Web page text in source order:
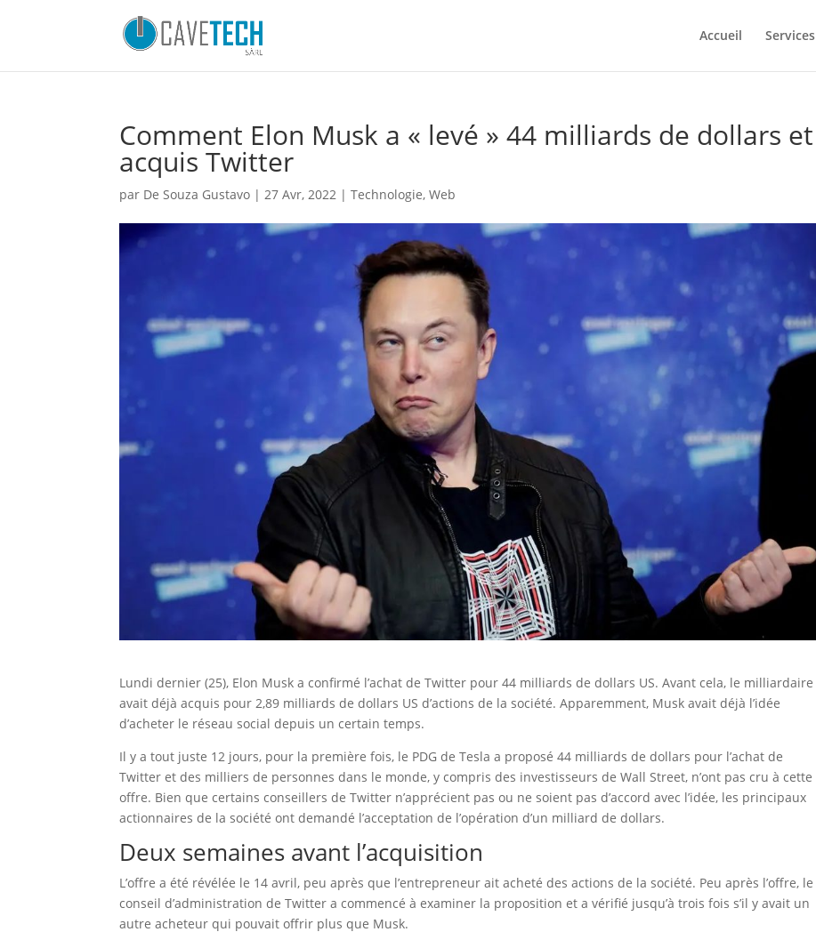
Accueil Services
Comment Elon Musk a « levé » 44 milliards de dollars et
acquis Twitter
par De Souza Gustavo |27 Avr, 2022 |Technologie,Web
Lundi dernier (25), Elon Musk a confirmé l’achat de Twitter pour 44 milliards de dollars US. Avant cela, le milliardaire
avait déjà acquis pour 2,89 milliards de dollars US d’actions de la société. Apparemment, Musk avait déjà l’idée
d’acheter le réseau social depuis un certain temps.
Il y a tout juste 12 jours, pour la première fois, le PDG de Tesla a proposé 44 milliards de dollars pour l’achat de
Twitter et des milliers de personnes dans le monde, y compris des investisseurs de Wall Street, n’ont pas cru à cette
offre. Bien que certains conseillers de Twitter n’apprécient pas ou ne soient pas d’accord avec l’idée, les principaux
actionnaires de la société ont demandé l’acceptation de l’opération d’un milliard de dollars.
Deux semaines avant l’acquisition
L’offre a été révélée le 14 avril, peu après que l’entrepreneur ait acheté des actions de la société. Peu après l’offre, le
conseil d’administration de Twitter a commencé à examiner la proposition et a vérifié jusqu’à trois fois s’il y avait un
autre acheteur qui pouvait offrir plus que Musk.